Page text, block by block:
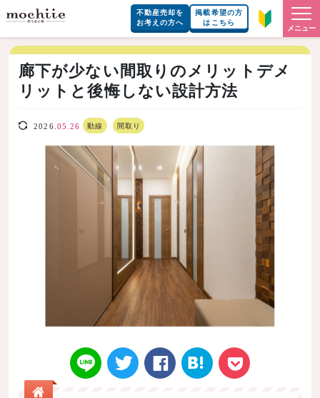
不動産売却を
お考えの方へ
掲載希望の方
はこちら
メニュー
廊下が少ない間取りのメリットデメ
リットと後悔しない設計方法
2026. 05.26 動線 間取り